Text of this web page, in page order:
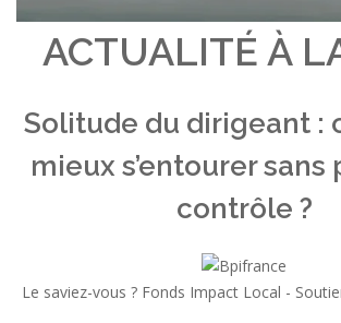
ACTUALITÉ À
Solitude du dirigeant :
mieux s’entourer sans
contrôle ?
Le saviez-vous ? Fonds Impact Local -